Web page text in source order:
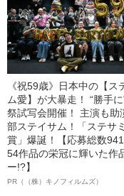
《祝59歳》日本中の【ス
ム愛】が大暴走！ “勝手に
祭試写会開催！ 主演も助
部ステイサム！「ステサ
賞」爆誕！【応募総数
54作品の栄冠に輝いた作
ー!?】
PR（（株）キノフィルムズ）